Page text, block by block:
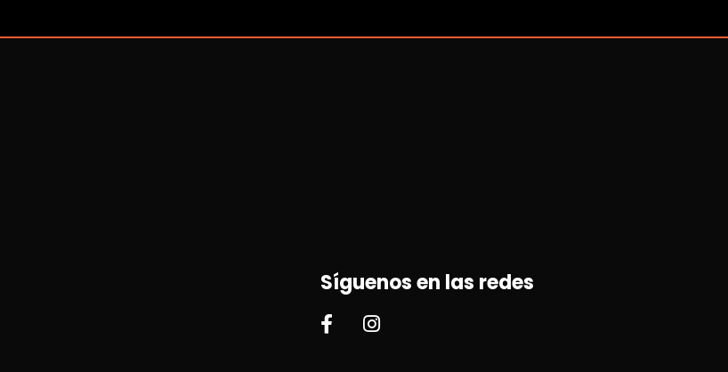
Síguenos en las redes